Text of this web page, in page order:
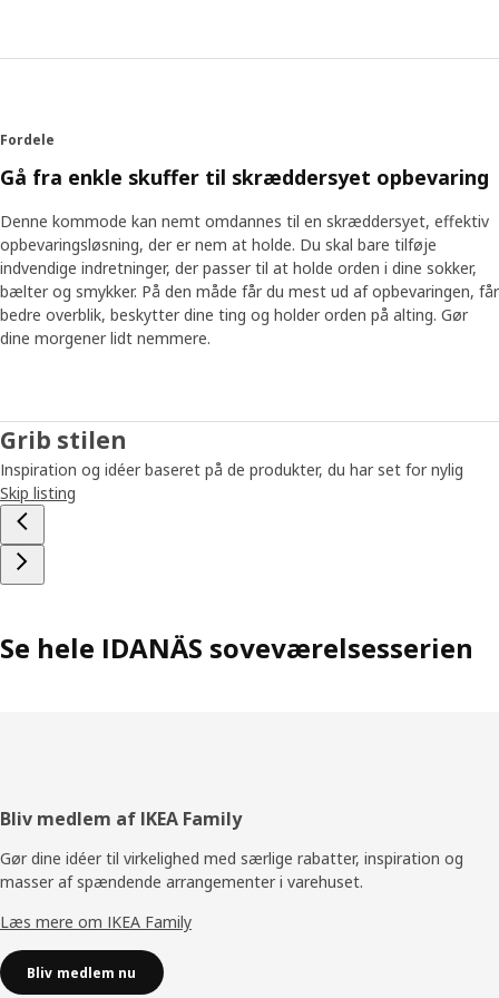
Fordele
Gå fra enkle skuffer til skræddersyet opbevaring
Denne kommode kan nemt omdannes til en skræddersyet, effektiv
opbevaringsløsning, der er nem at holde. Du skal bare tilføje
indvendige indretninger, der passer til at holde orden i dine sokker,
bælter og smykker. På den måde får du mest ud af opbevaringen, får
bedre overblik, beskytter dine ting og holder orden på alting. Gør
dine morgener lidt nemmere.
Grib stilen
Inspiration og idéer baseret på de produkter, du har set for nylig
Skip listing
Se hele IDANÄS soveværelsesserien
Footer
Bliv medlem af IKEA Family
Gør dine idéer til virkelighed med særlige rabatter, inspiration og
masser af spændende arrangementer i varehuset.
Læs mere om IKEA Family
Bliv medlem nu